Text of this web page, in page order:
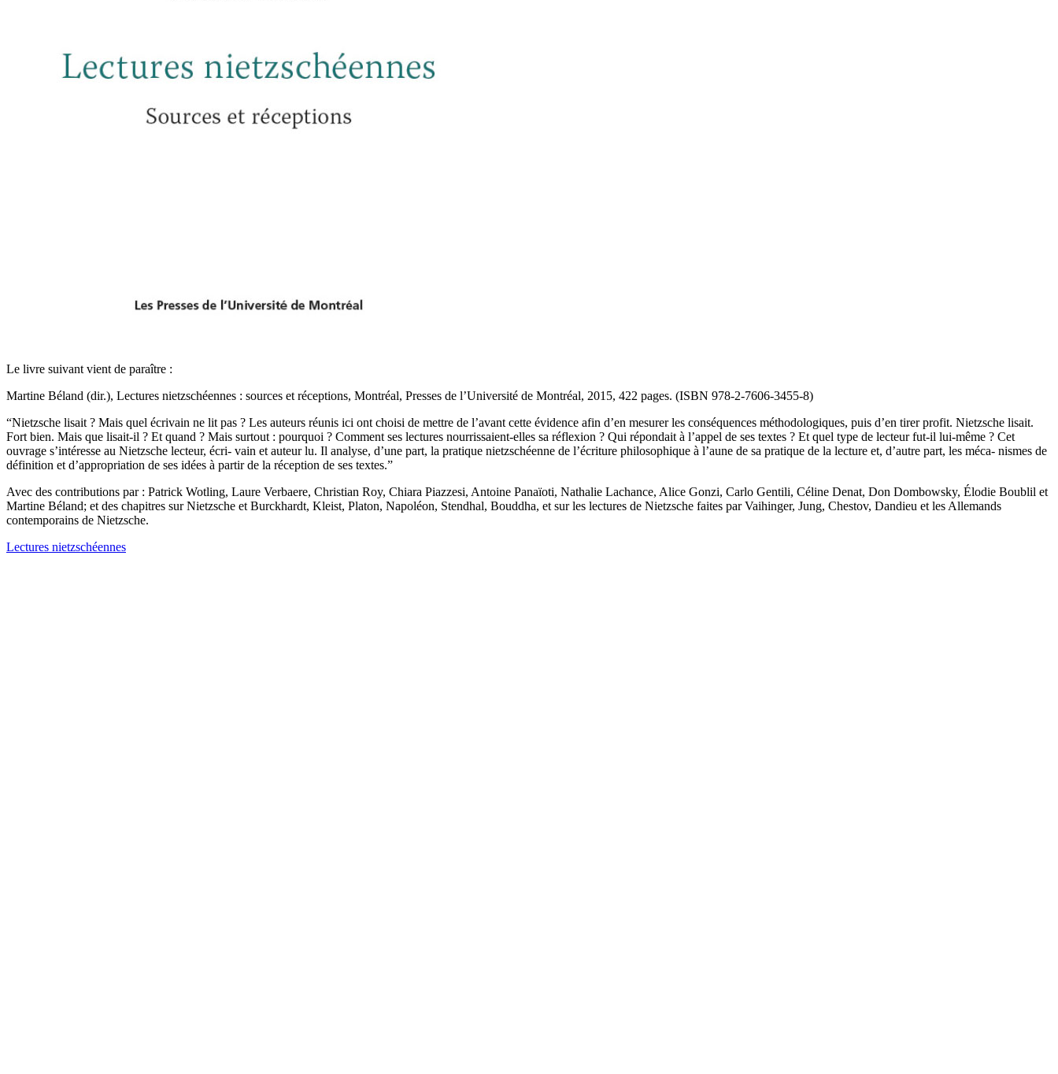
Le livre suivant vient de paraître :
Martine Béland (dir.), Lectures nietzschéennes : sources et réceptions, Montréal, Presses de l’Université de Montréal, 2015, 422 pages. (ISBN 978-2-7606-3455-8)
“Nietzsche lisait ? Mais quel écrivain ne lit pas ? Les auteurs réunis ici ont choisi de mettre de l’avant cette évidence afin d’en mesurer les conséquences méthodologiques, puis d’en tirer profit. Nietzsche lisait.
Fort bien. Mais que lisait-il ? Et quand ? Mais surtout : pourquoi ? Comment ses lectures nourrissaient-elles sa réflexion ? Qui répondait à l’appel de ses textes ? Et quel type de lecteur fut-il lui-même ? Cet
ouvrage s’intéresse au Nietzsche lecteur, écri- vain et auteur lu. Il analyse, d’une part, la pratique nietzschéenne de l’écriture philosophique à l’aune de sa pratique de la lecture et, d’autre part, les méca- nismes de
définition et d’appropriation de ses idées à partir de la réception de ses textes.”
Avec des contributions par : Patrick Wotling, Laure Verbaere, Christian Roy, Chiara Piazzesi, Antoine Panaïoti, Nathalie Lachance, Alice Gonzi, Carlo Gentili, Céline Denat, Don Dombowsky, Élodie Boublil et
Martine Béland; et des chapitres sur Nietzsche et Burckhardt, Kleist, Platon, Napoléon, Stendhal, Bouddha, et sur les lectures de Nietzsche faites par Vaihinger, Jung, Chestov, Dandieu et les Allemands
contemporains de Nietzsche.
Lectures nietzschéennes